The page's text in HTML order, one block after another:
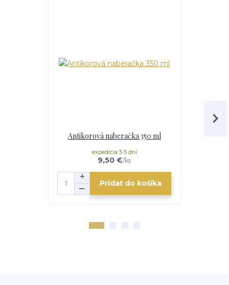
Antikorová naberačka 350 ml
9,50 €/ks
expedícia 3-5 dní
Pridať do košíka